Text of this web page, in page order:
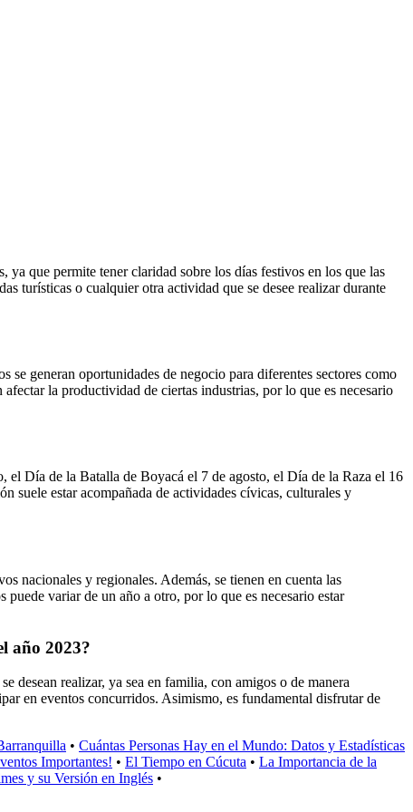
que permite tener claridad sobre los días festivos en los que las
turísticas o cualquier otra actividad que se desee realizar durante
generan oportunidades de negocio para diferentes sectores como
la productividad de ciertas industrias, por lo que es necesario
el Día de la Batalla de Boyacá el 7 de agosto, el Día de la Raza el 16
suele estar acompañada de actividades cívicas, culturales y
nacionales y regionales. Además, se tienen en cuenta las
variar de un año a otro, por lo que es necesario estar
año 2023?
desean realizar, ya sea en familia, con amigos o de manera
en eventos concurridos. Asimismo, es fundamental disfrutar de
• Cuántas Personas Hay en el Mundo: Datos y Estadísticas
Importantes! • El Tiempo en Cúcuta • La Importancia de la
y su Versión en Inglés •